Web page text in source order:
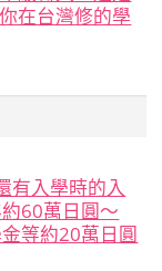
在台灣修的學
有入學時的入
60萬日圓～
等約20萬日圓